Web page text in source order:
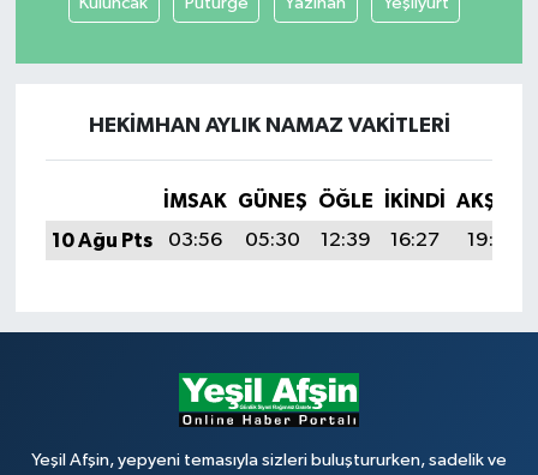
HEKIMHAN AYLIK NAMAZ VAKITLERI
İMSAK GÜNEŞ ÖĞLE İKINDI
AKŞAM
10 Ağu Pts
03:56 05:30 12:39 16:27 19:37
Yeşil Afşin, yepyeni temasıyla sizleri buluştururken, sadelik ve